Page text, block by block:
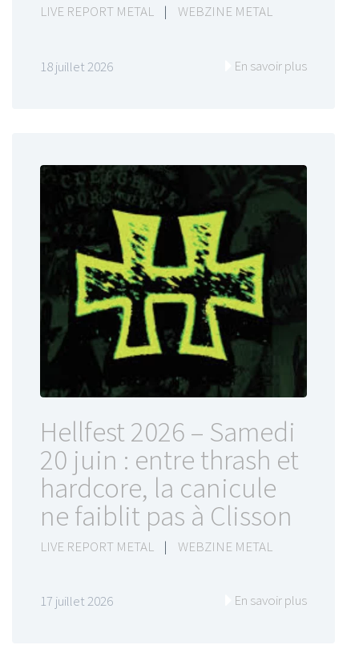
LIVE REPORT METAL | WEBZINE METAL
18 juillet 2026 En savoir plus
Hellfest 2026 – Samedi
20 juin : entre thrash et
hardcore, la canicule
ne faiblit pas à Clisson
LIVE REPORT METAL | WEBZINE METAL
17 juillet 2026 En savoir plus